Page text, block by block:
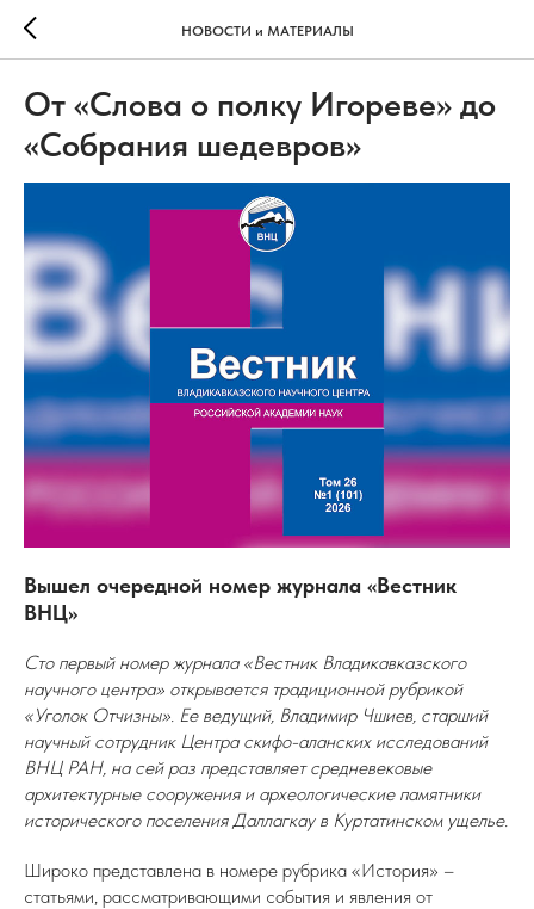
НОВОСТИ и МАТЕРИАЛЫ
От «Слова о полку Игореве» до
«Собрания шедевров»
Вышел очередной номер журнала «Вестник
ВНЦ»
Сто первый номер журнала «Вестник Владикавказского
научного центра» открывается традиционной рубрикой
«Уголок Отчизны». Ее ведущий, Владимир Чшиев, старший
научный сотрудник Центра скифо-аланских исследований
ВНЦ РАН, на сей раз представляет средневековые
архитектурные сооружения и археологические памятники
исторического поселения Даллагкау в Куртатинском ущелье.
Широко представлена в номере рубрика «История» –
статьями, рассматривающими события и явления от